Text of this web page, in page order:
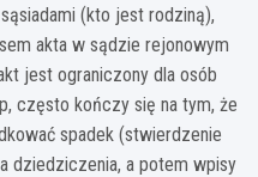
(kto jest rodziną),
akta w sądzie rejonowym
jest ograniczony dla osób
często kończy się na tym, że
spadek (stwierdzenie
dziedziczenia, a potem wpisy